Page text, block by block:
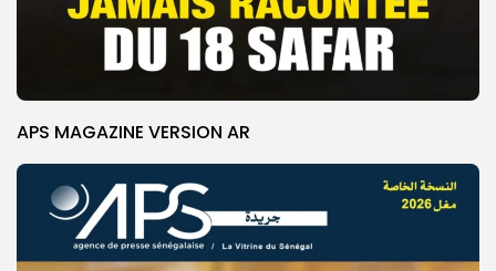
APS MAGAZINE VERSION AR